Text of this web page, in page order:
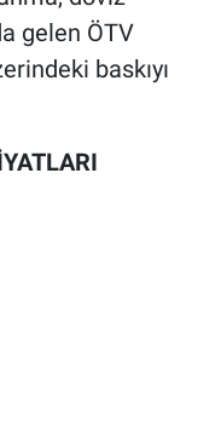
gelen ÖTV
baskıyı